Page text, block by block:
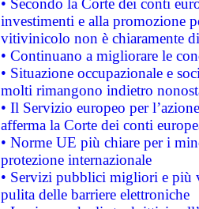
• Secondo la Corte dei conti
investimenti e alla promozione
vitivinicolo non è chiaramente
• Continuano a migliorare le
• Situazione occupazionale e
molti rimangono indietro
• Il Servizio europeo per
afferma la Corte dei conti
• Norme UE più chiare per i
protezione internazionale
• Servizi pubblici migliori e più
pulita delle barriere elettroniche